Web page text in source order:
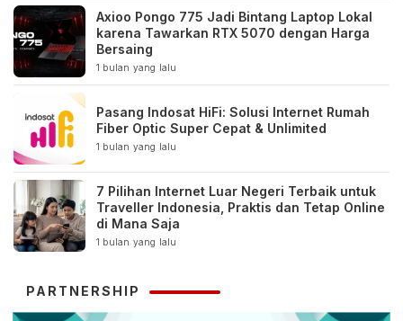
Axioo Pongo 775 Jadi Bintang Laptop Lokal
karena Tawarkan RTX 5070 dengan Harga
Bersaing
1 bulan yang lalu
Pasang Indosat HiFi: Solusi Internet Rumah
Fiber Optic Super Cepat & Unlimited
1 bulan yang lalu
7 Pilihan Internet Luar Negeri Terbaik untuk
Traveller Indonesia, Praktis dan Tetap Online
di Mana Saja
1 bulan yang lalu
PARTNERSHIP